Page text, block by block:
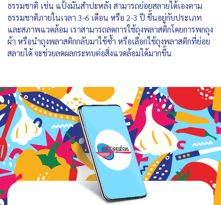
ธรรมชาติ เช่น แป้งมันสำปะหลัง สามารถย่อยสลายได้เองตาม
ธรรมชาติภายในเวลา 3-6 เดือน หรือ 2-3 ปี ขึ้นอยู่กับประเภท
และสภาพแวดล้อม เราสามารถลดการใช้ถุงพลาสติกโดยการพกถุง
ผ้า หรือนำถุงพลาสติกกลับมาใช้ซ้ำ หรือเลือกใช้ถุงพลาสติกที่ย่อย
สลายได้ จะช่วยลดผลกระทบต่อสิ่งแวดล้อมได้มากขึ้น